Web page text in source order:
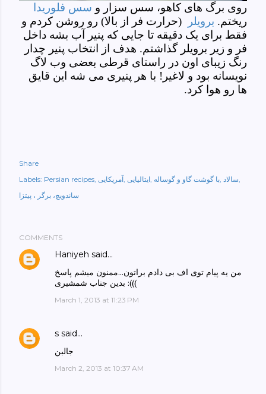
روی برگ های کاهو، سس سزار و سس فلوریدا
ریختم. برویلر (حرارت فر از بالا) رو روشن کردم و
فقط برای یک دقیقه تا جایی که پنیر آب بشه داخل
فر و زیر برویلر گذاشتم. هدف از انتخاب پنیر چدار
رنگ زیبای اون در راستای قرطی بعضی وب لاگ
نویسانه بود و لاغیر! با هر پنیری می شه این قایق
ها رو هوا کرد.
Share
Labels: Persian recipes آمریکایی ایتالیایی با گوشت گاو و گوساله سالاد
ساندویچ، برگر ، پیتزا
COMMENTS
Haniyeh said…
من یه پیام توی اف بی دادم براتون...ممنون میشم پاسخ
بدین جناب شمشیری :(((
March 1, 2013 at 11:23 PM
s said…
جالبن
March 2, 2013 at 10:37 AM